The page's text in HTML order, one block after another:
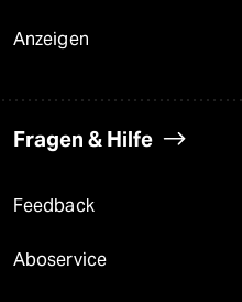
Anzeigen
Fragen & Hilfe
Feedback
Aboservice